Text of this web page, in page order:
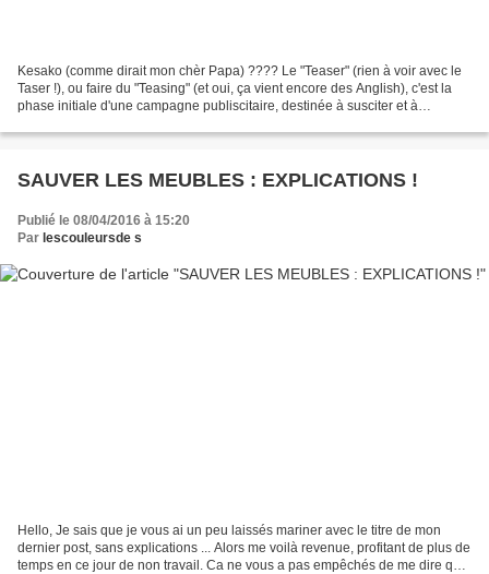
Kesako (comme dirait mon chèr Papa) ???? Le "Teaser" (rien à voir avec le
Taser !), ou faire du "Teasing" (et oui, ça vient encore des Anglish), c'est la
phase initiale d'une campagne publiscitaire, destinée à susciter et à
SAUVER LES MEUBLES : EXPLICATIONS !
Publié le 08/04/2016 à 15:20
Par lescouleursde s
Hello, Je sais que je vous ai un peu laissés mariner avec le titre de mon
dernier post, sans explications ... Alors me voilà revenue, profitant de plus de
temps en ce jour de non travail. Ca ne vous a pas empêchés de me dire que